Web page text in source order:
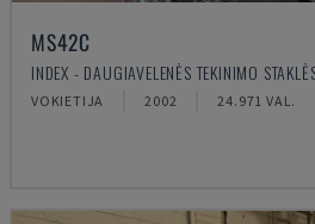
MS42C
INDEX - DAUGIAVELENĖS TEKINIMO
VOKIETIJA 2002 24.971 VAL.